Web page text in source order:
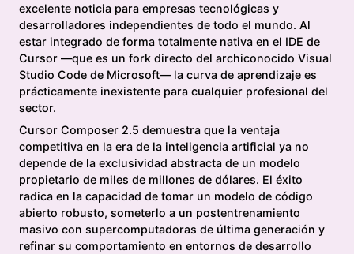
excelente noticia para empresas tecnológicas y
desarrolladores independientes de todo el mundo. Al
estar integrado de forma totalmente nativa en el IDE de
Cursor —que es un fork directo del archiconocido Visual
Studio Code de Microsoft— la curva de aprendizaje es
prácticamente inexistente para cualquier profesional del
sector.
Cursor Composer 2.5 demuestra que la ventaja
competitiva en la era de la inteligencia artificial ya no
depende de la exclusividad abstracta de un modelo
propietario de miles de millones de dólares. El éxito
radica en la capacidad de tomar un modelo de código
abierto robusto, someterlo a un postentrenamiento
masivo con supercomputadoras de última generación y
refinar su comportamiento en entornos de desarrollo